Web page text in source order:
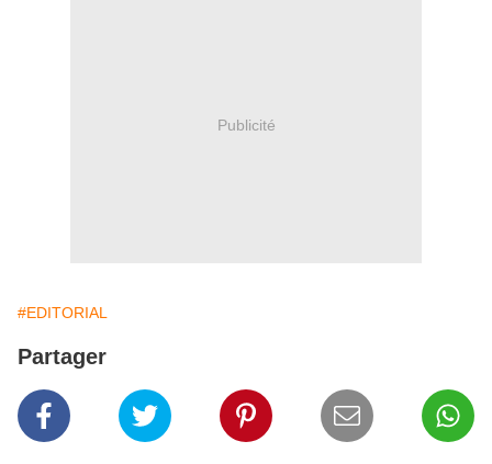
Publicité
#EDITORIAL
Partager